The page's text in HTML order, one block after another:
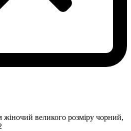
великого розміру чорний,